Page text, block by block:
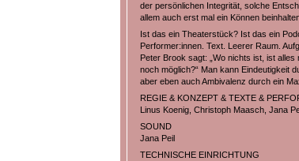
der persönlichen Integrität, solche
allem auch erst mal ein Können
Ist das ein Theaterstück? Ist das ein
Performer:innen. Text. Leerer Raum.
Peter Brook sagt: „Wo nichts ist, ist
noch möglich?“ Man kann Eindeutigkeit
aber eben auch Ambivalenz durch ein
REGIE & KONZEPT & TEXTE &
Linus Koenig, Christoph Maasch, Jana
SOUND
Jana Peil
TECHNISCHE EINRICHTUNG